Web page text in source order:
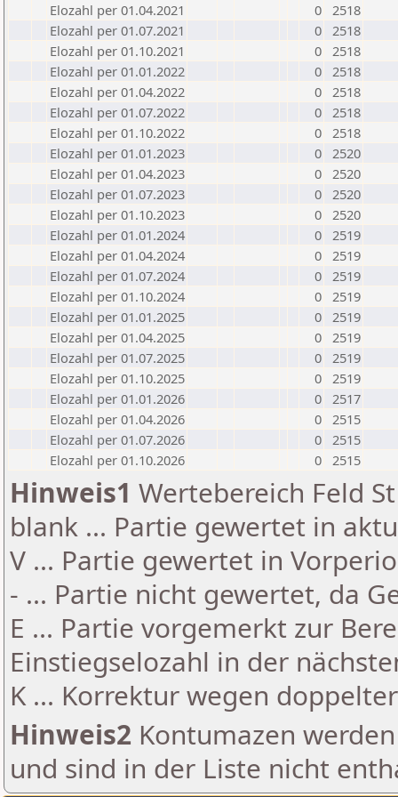
Elozahl per 01.04.2021
0 2518
Elozahl per 01.07.2021
0 2518
Elozahl per 01.10.2021
0 2518
Elozahl per 01.01.2022
0 2518
Elozahl per 01.04.2022
0 2518
Elozahl per 01.07.2022
0 2518
Elozahl per 01.10.2022
0 2518
Elozahl per 01.01.2023
0 2520
Elozahl per 01.04.2023
0 2520
Elozahl per 01.07.2023
0 2520
Elozahl per 01.10.2023
0 2520
Elozahl per 01.01.2024
0 2519
Elozahl per 01.04.2024
0 2519
Elozahl per 01.07.2024
0 2519
Elozahl per 01.10.2024
0 2519
Elozahl per 01.01.2025
0 2519
Elozahl per 01.04.2025
0 2519
Elozahl per 01.07.2025
0 2519
Elozahl per 01.10.2025
0 2519
Elozahl per 01.01.2026
0 2517
Elozahl per 01.04.2026
0 2515
Elozahl per 01.07.2026
0 2515
Elozahl per 01.10.2026
0 2515
Hinweis1 Wertebereich Feld
blank ... Partie gewertet in
V ... Partie gewertet in
- ... Partie nicht gewertet, da
E ... Partie vorgemerkt zur
Einstiegselozahl in der
K ... Korrektur wegen
Hinweis2 Kontumazen
und sind in der Liste nicht